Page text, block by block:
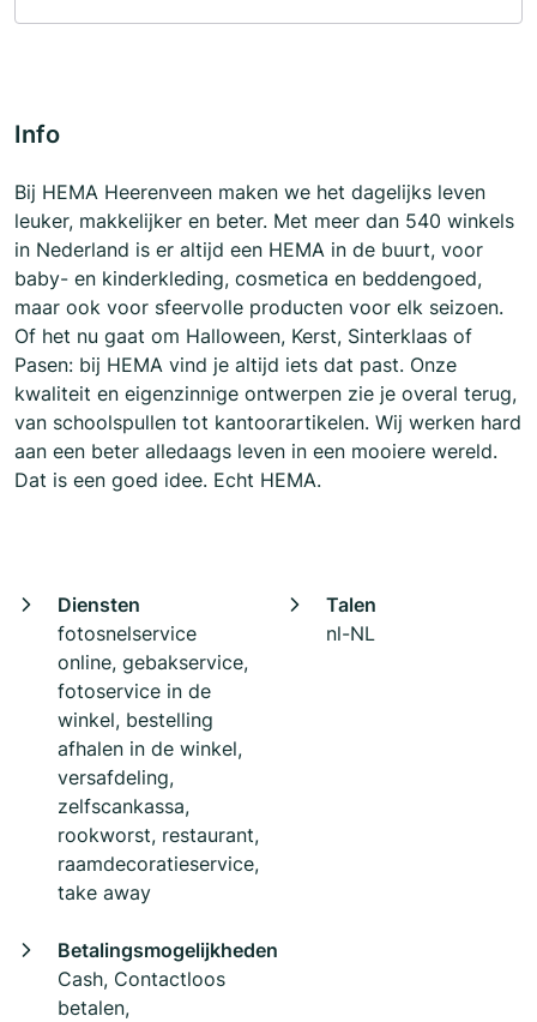
Info
Bij HEMA Heerenveen maken we het dagelijks leven
leuker, makkelijker en beter. Met meer dan 540 winkels
in Nederland is er altijd een HEMA in de buurt, voor
baby- en kinderkleding, cosmetica en beddengoed,
maar ook voor sfeervolle producten voor elk seizoen.
Of het nu gaat om Halloween, Kerst, Sinterklaas of
Pasen: bij HEMA vind je altijd iets dat past. Onze
kwaliteit en eigenzinnige ontwerpen zie je overal terug,
van schoolspullen tot kantoorartikelen. Wij werken hard
aan een beter alledaags leven in een mooiere wereld.
Dat is een goed idee. Echt HEMA.
Diensten
fotosnelservice
online, gebakservice,
fotoservice in de
winkel, bestelling
afhalen in de winkel,
versafdeling,
zelfscankassa,
rookworst, restaurant,
raamdecoratieservice,
take away
Talen
nl-NL
Betalingsmogelijkheden
Cash, Contactloos
betalen,